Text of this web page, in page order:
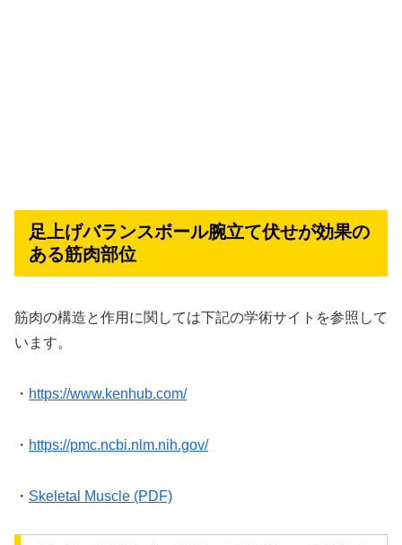
足上げバランスボール腕立て伏せが効果の
ある筋肉部位
筋肉の構造と作用に関しては下記の学術サイトを参照して
います。
・ https://www.kenhub.com/
・ https://pmc.ncbi.nlm.nih.gov/
・ Skeletal Muscle (PDF)